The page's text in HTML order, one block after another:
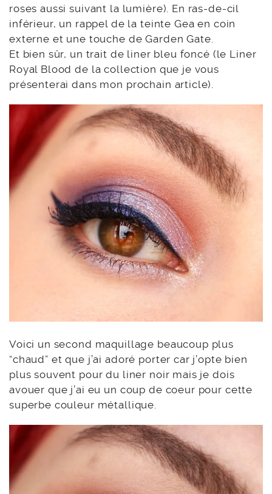
roses aussi suivant la lumière). En ras-de-cil
inférieur, un rappel de la teinte Gea en coin
externe et une touche de Garden Gate.
Et bien sûr, un trait de liner bleu foncé (le Liner
Royal Blood de la collection que je vous
présenterai dans mon prochain article).
Voici un second maquillage beaucoup plus
“chaud” et que j’ai adoré porter car j’opte bien
plus souvent pour du liner noir mais je dois
avouer que j’ai eu un coup de coeur pour cette
superbe couleur métallique.